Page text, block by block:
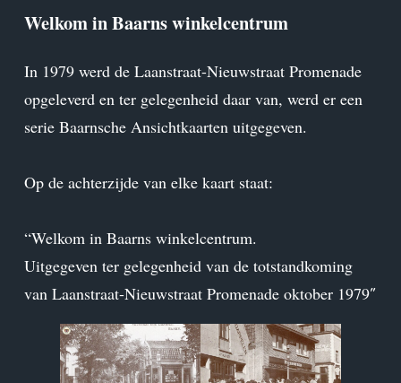
Welkom in Baarns winkelcentrum
In 1979 werd de Laanstraat-Nieuwstraat Promenade
opgeleverd en ter gelegenheid daar van, werd er een
serie Baarnsche Ansichtkaarten uitgegeven.
Op de achterzijde van elke kaart staat:
“Welkom in Baarns winkelcentrum.
Uitgegeven ter gelegenheid van de totstandkoming
van Laanstraat-Nieuwstraat Promenade oktober 1979″